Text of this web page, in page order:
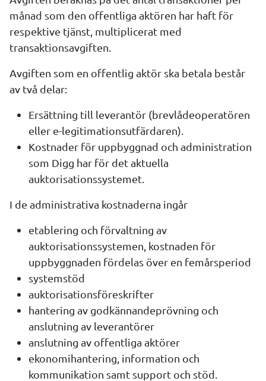
månad som den offentliga aktören har haft för
respektive tjänst, multiplicerat med
transaktionsavgiften.
Avgiften som en offentlig aktör ska betala består
av två delar:
Ersättning till leverantör (brevlådeoperatören
eller e-legitimationsutfärdaren).
Kostnader för uppbyggnad och administration
som Digg har för det aktuella
auktorisationssystemet.
I de administrativa kostnaderna ingår
etablering och förvaltning av
auktorisationssystemen, kostnaden för
uppbyggnaden fördelas över en femårsperiod
systemstöd
auktorisationsföreskrifter
hantering av godkännandeprövning och
anslutning av leverantörer
anslutning av offentliga aktörer
ekonomihantering, information och
kommunikation samt support och stöd.